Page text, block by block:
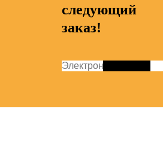
следующий
заказ!